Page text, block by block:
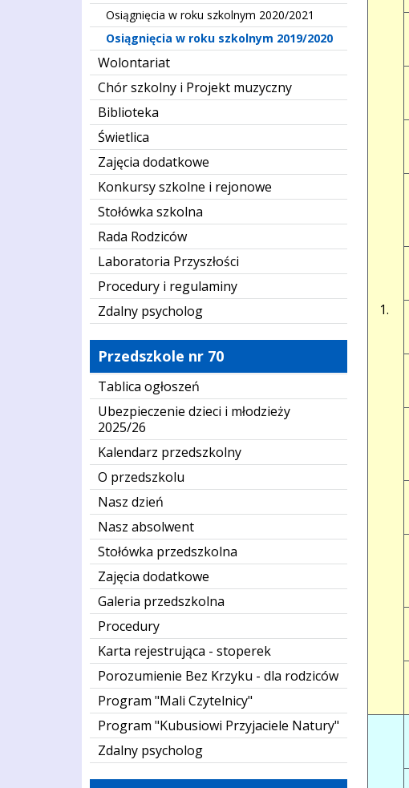
Osiągnięcia w roku szkolnym 2020/2021
Osiągnięcia w roku szkolnym 2019/2020
Wolontariat
Chór szkolny i Projekt muzyczny
Biblioteka
Świetlica
Zajęcia dodatkowe
Konkursy szkolne i rejonowe
Stołówka szkolna
Rada Rodziców
Laboratoria Przyszłości
Procedury i regulaminy
Zdalny psycholog
Przedszkole nr 70
Tablica ogłoszeń
Ubezpieczenie dzieci i młodzieży
2025/26
Kalendarz przedszkolny
O przedszkolu
Nasz dzień
Nasz absolwent
Stołówka przedszkolna
Zajęcia dodatkowe
Galeria przedszkolna
Procedury
Karta rejestrująca - stoperek
Porozumienie Bez Krzyku - dla rodziców
Program "Mali Czytelnicy"
Program "Kubusiowi Przyjaciele Natury"
Zdalny psycholog
1.